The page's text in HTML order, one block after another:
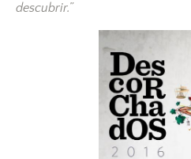
descubrir.”